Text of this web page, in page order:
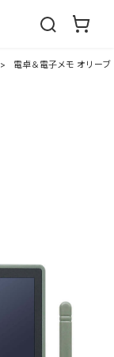
電卓＆電子メモ オリーブ